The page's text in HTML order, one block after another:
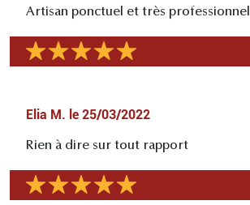
Artisan ponctuel et très professionnel
Elia M. le 25/03/2022
Rien à dire sur tout rapport